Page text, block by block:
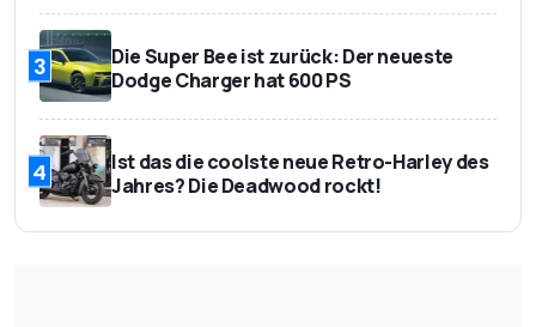
3
Die Super Bee ist zurück: Der neueste
Dodge Charger hat 600 PS
4
Ist das die coolste neue Retro-Harley des
Jahres? Die Deadwood rockt!